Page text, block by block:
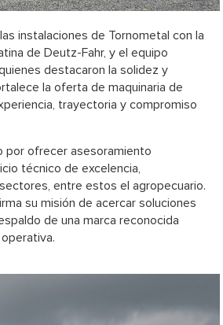
instalaciones de Tornometal con la
de Deutz-Fahr, y el equipo
destacaron la solidez y
la oferta de maquinaria de
trayectoria y compromiso
por ofrecer asesoramiento
técnico de excelencia,
entre estos el agropecuario.
su misión de acercar soluciones
de una marca reconocida